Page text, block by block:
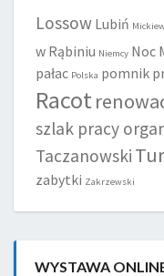
Lossow Lubiń
w Rąbiniu Niemcy Noc
pałac Polska pomnik
Racot
szlak pracy
Taczanowski
zabytki Zakrzewski
WYSTAWA